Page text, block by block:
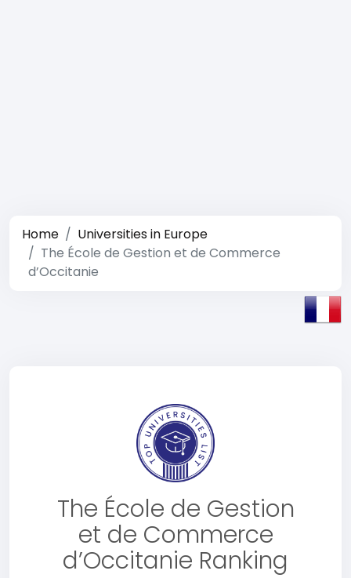
Home
Universities in Europe
The École de Gestion et de Commerce
d’Occitanie
The École de Gestion
et de Commerce
d’Occitanie Ranking